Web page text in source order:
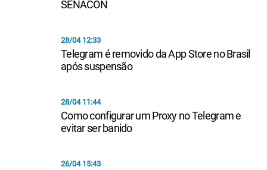
SENACON
28/04 12:33
Telegram é removido da App Store no Brasil
após suspensão
28/04 11:44
Como configurar um Proxy no Telegram e
evitar ser banido
26/04 15:43